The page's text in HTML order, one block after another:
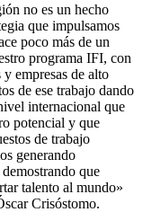
no es un hecho
que impulsamos
poco más de un
programa IFI, con
empresas de alto
de ese trabajo dando
internacional que
potencial y que
de trabajo
generando
que
talento al mundo»
Crisóstomo.